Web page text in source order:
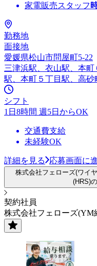
家電販売スタッフ
勤務地
面接地
愛媛県松山市問屋町5-22
三津浜駅、衣山駅、本
駅、本町５丁目駅、高砂
シフト
1日8時間 週5日からOK
交通費支給
未経験OK
詳細を見る 応募画面に
株式会社フェローズ(ワイ
(HRS)
契約社員
株式会社フェローズ(YM